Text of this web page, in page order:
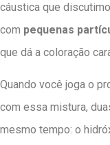
cáustica que
com pequenas
que dá a coloração
Quando você joga o
com essa mistura,
mesmo tempo: o